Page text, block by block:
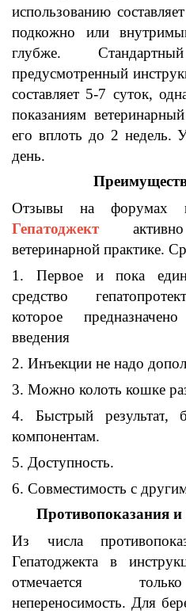
использованию составляет
подкожно или
глубже.
предусмотренный
составляет 5-7 суток,
показаниям ветеринарный
его вплоть до 2 недель.
день.
Отзывы на форумах
Гепатоджект
ветеринарной практике.
1. Первое и пока
средство
которое
введения
2. Инъекции не надо
3. Можно колоть кошке
4. Быстрый результат,
компонентам.
5. Доступность.
6. Совместимость с
Противопоказания и
Из числа
Гепатоджекта в
отмечается
непереносимость. Для